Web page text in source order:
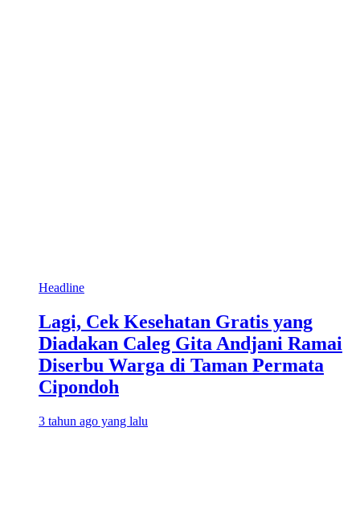
Headline
Lagi, Cek Kesehatan Gratis yang
Diadakan Caleg Gita Andjani Ramai
Diserbu Warga di Taman Permata
Cipondoh
3 tahun ago yang lalu